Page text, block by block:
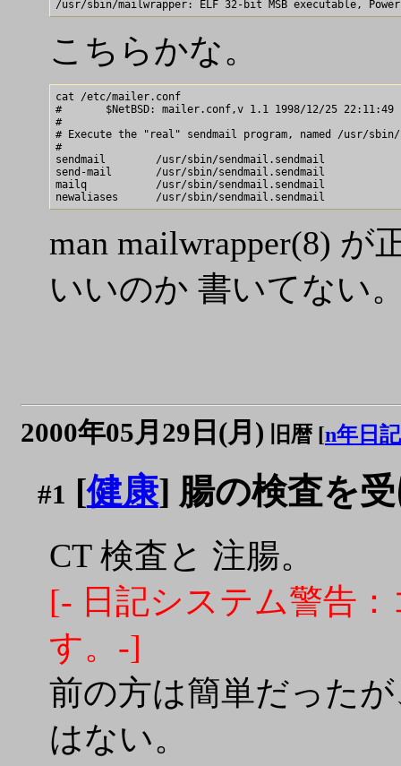
こちらかな。
cat /etc/mailer.conf
#       $NetBSD: mailer.conf,v 1.1 1998/12/25 22:11:49
#
# Execute the "real" sendmail program, named /usr/sbin/
#
sendmail        /usr/sbin/sendmail.sendmail
send-mail       /usr/sbin/sendmail.sendmail
mailq           /usr/sbin/sendmail.sendmail
man mailwrapper(8)
いいのか 書いてない
2000年05月29日(月) 旧暦 [n年日記
#1 [健康] 腸の検査を
CT 検査と 注腸。
[- 日記システム警告
す。-]
前の方は簡単だった
はない。